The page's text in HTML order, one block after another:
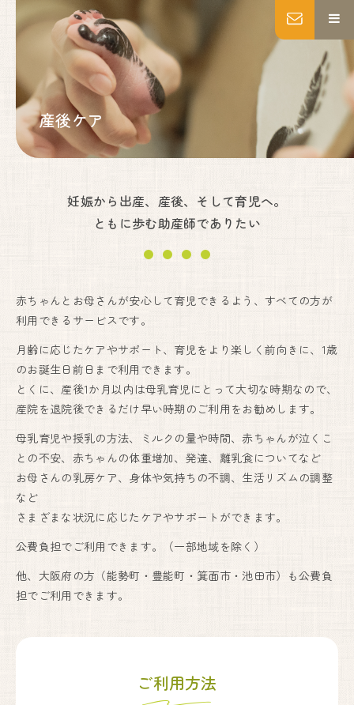
産後ケア
妊娠から出産、産後、そして育児へ。
ともに歩む助産師でありたい
赤ちゃんとお母さんが安心して育児できるよう、すべての方が
利用できるサービスです。
月齢に応じたケアやサポート、育児をより楽しく前向きに、1歳
のお誕生日前日まで利用できます。
とくに、産後1か月以内は母乳育児にとって大切な時期なので、
産院を退院後できるだけ早い時期のご利用をお勧めします。
母乳育児や授乳の方法、ミルクの量や時間、赤ちゃんが泣くこ
との不安、赤ちゃんの体重増加、発達、離乳食についてなど
お母さんの乳房ケア、身体や気持ちの不調、生活リズムの調整
など
さまざまな状況に応じたケアやサポートができます。
公費負担でご利用できます。（一部地域を除く）
他、大阪府の方（能勢町・豊能町・箕面市・池田市）も公費負
担でご利用できます。
ご利用方法
MENU
トップページ
妊婦健診
出産
産後ケア
いのちの教育・助産師教育
お知らせ
ブログ Instagram
妊婦健診・産後ケア・乳房ケア（完全予約制）
月 火 水 木 金 土
日
9:00〜17:00
● ● ● ● ● ● ▲
出産は24時間365日体制で対応しております。
072-741-9625
Instagram